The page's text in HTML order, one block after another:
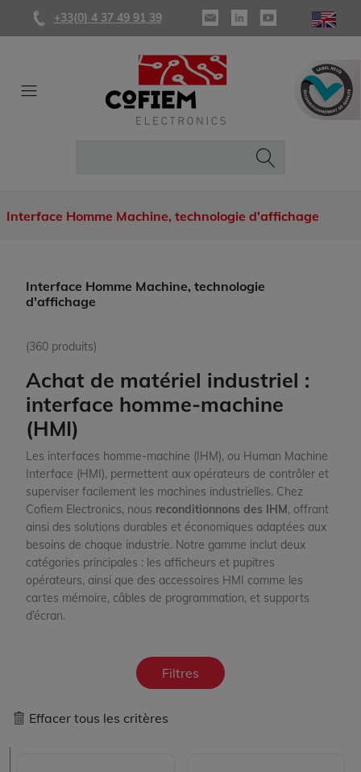
+33(0) 4 37 49 91 39
Interface Homme Machine, technologie d'affichage
Interface Homme Machine, technologie
d'affichage
(360 produits)
Achat de matériel industriel :
interface homme-machine
(HMI)
Les interfaces homme-machine (IHM), ou Human Machine
Interface (HMI), permettent aux opérateurs de contrôler et
superviser facilement les machines industrielles. Chez
Cofiem Electronics, nous reconditionnons des IHM, offrant
ainsi des solutions durables et économiques adaptées aux
besoins de chaque industrie. Notre gamme inclut deux
catégories principales : les afficheurs et pupitres
opérateurs, ainsi que des accessoires HMI comme les
cartes mémoire, câbles de programmation, et supports
d’écran.
Filtres
Effacer tous les critères